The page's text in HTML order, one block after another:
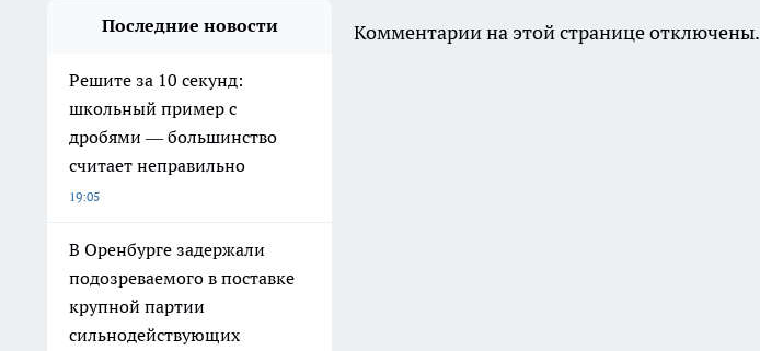
Последние новости
Решите за 10 секунд:
школьный пример с
дробями — большинство
считает неправильно
19:05
В Оренбурге задержали
подозреваемого в поставке
крупной партии
сильнодействующих
Комментарии на этой странице отключены.